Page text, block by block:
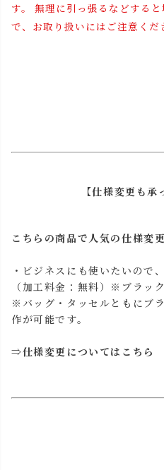
す。 無理に引っ張るなどする
で、お取り扱いにはご注意くだ
【仕様変更も承
こちらの商品で人気の仕様変更
・ビジネスにも使いたいので
（加工料金：無料）※ブラッ
※バッグ・タッセルともにブ
作が可能です。
⇒仕様変更についてはこちら